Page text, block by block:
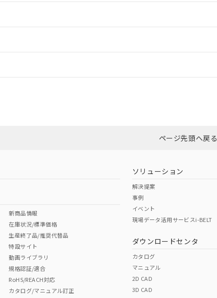
ダウンロードはこちら
Cr(VI)
ページ先頭へ戻る
新商品情報
在庫状況/標準価格
生産終了品/推奨代替品
特設サイト
動画ライブラリ
規格認証/適合
RoHS/REACH対応
カタログ/マニュアル訂正
ソリューション
解決提案
事例
イベント
現場データ活用サービスi-BELT
ダウンロードセンタ
カタログ
マニュアル
2D CAD
3D CAD